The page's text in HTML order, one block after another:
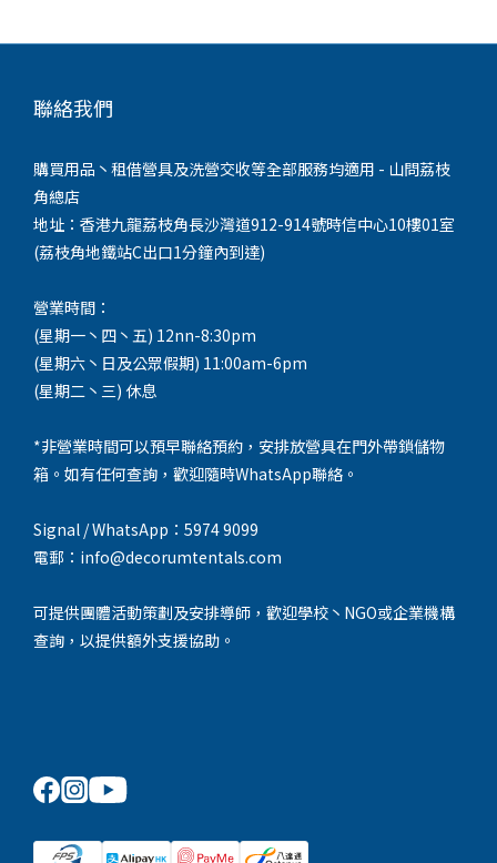
聯絡我們
購買用品丶租借營具及洗營交收等全部服務均適用 - 山問荔枝
角總店
地址：香港九龍荔枝角長沙灣道912-914號時信中心10樓01室
(荔枝角地鐵站C出口1分鐘內到達)
營業時間：
(星期一丶四丶五) 12nn-8:30pm
(星期六丶日及公眾假期) 11:00am-6pm
(星期二丶三) 休息
*非營業時間可以預早聯絡預約，安排放營具在門外帶鎖儲物
箱。如有任何查詢，歡迎隨時WhatsApp聯絡。
Signal / WhatsApp：5974 9099
電郵：info@decorumtentals.com
可提供團體活動策劃及安排導師，歡迎學校丶NGO或企業機構
查詢，以提供額外支援協助。